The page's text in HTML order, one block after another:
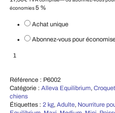
économies5 %
Achat unique
Abonnez-vous pour
Croquettes pour chiens Equilibrium
Référence : P6002
Catégorie : Alleva Equilibrium,
chiens
Étiquettes : 2 kg, Adulte, Nourriture